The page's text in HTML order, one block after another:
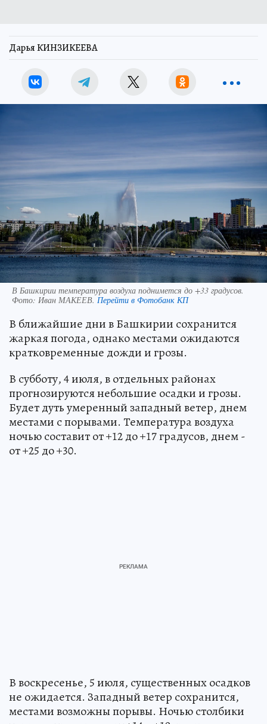
Дарья КИНЗИКЕЕВА
В Башкирии температура воздуха поднимется до +33 градусов.
Фото: Иван МАКЕЕВ. Перейти в Фотобанк КП
В ближайшие дни в Башкирии сохранится
жаркая погода, однако местами ожидаются
кратковременные дожди и грозы.
В субботу, 4 июля, в отдельных районах
прогнозируются небольшие осадки и грозы.
Будет дуть умеренный западный ветер, днем
местами с порывами. Температура воздуха
ночью составит от +12 до +17 градусов, днем -
от +25 до +30.
В воскресенье, 5 июля, существенных осадков
не ожидается. Западный ветер сохранится,
местами возможны порывы. Ночью столбики